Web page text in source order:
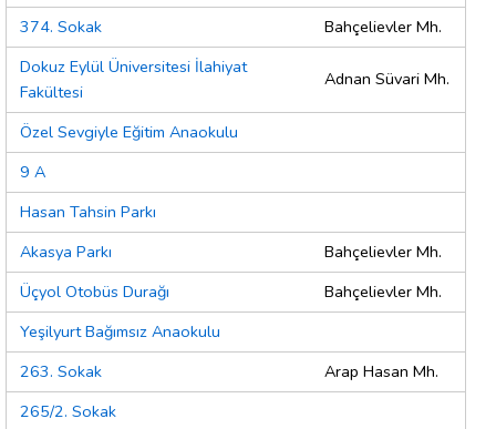
374. Sokak
Bahçelievler Mh.
Dokuz Eylül Üniversitesi İlahiyat
Fakültesi
Adnan Süvari Mh.
Özel Sevgiyle Eğitim Anaokulu
9 A
Hasan Tahsin Parkı
Akasya Parkı
Bahçelievler Mh.
Üçyol Otobüs Durağı
Bahçelievler Mh.
Yeşilyurt Bağımsız Anaokulu
263. Sokak
Arap Hasan Mh.
265/2. Sokak